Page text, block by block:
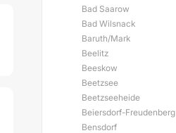
Bad Saarow
Bad Wilsnack
Baruth/Mark
Beelitz
Beeskow
Beetzsee
Beetzseeheide
Beiersdorf-Freudenberg
Bensdorf